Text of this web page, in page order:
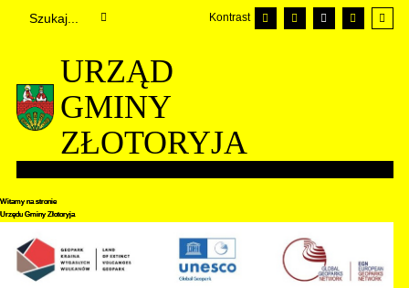
Kontrast
URZĄD
GMINY
ZŁOTORYJA
Witamy na stronie
Urzędu Gminy Złotoryja
Witamy na stronie
Urzędu Gminy Złotoryja
Witamy na stronie
Urzędu Gminy Złotoryja